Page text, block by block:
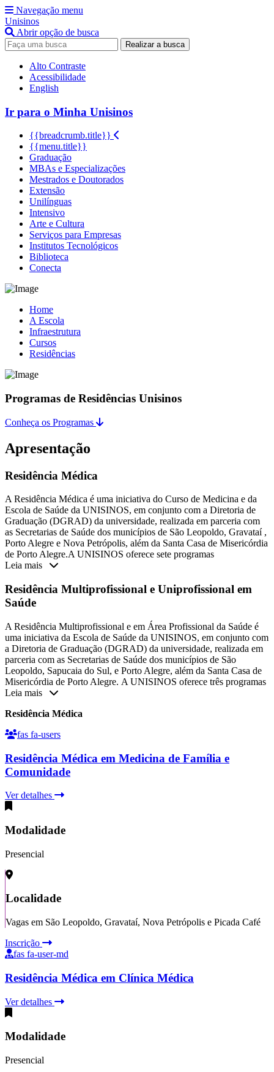
Navegação menu
Unisinos
Abrir opção de busca
Realizar a busca
Alto Contraste
Acessibilidade
English
Ir para o Minha Unisinos
{{breadcrumb.title}}
{{menu.title}}
Graduação
MBAs e Especializações
Mestrados e Doutorados
Extensão
Unilínguas
Intensivo
Arte e Cultura
Serviços para Empresas
Institutos Tecnológicos
Biblioteca
Conecta
Home
A Escola
Infraestrutura
Cursos
Residências
Programas de Residências Unisinos
Conheça os Programas
Apresentação
Residência Médica
A Residência Médica é uma iniciativa do Curso de Medicina e da
Escola de Saúde da UNISINOS, em conjunto com a Diretoria de
Graduação (DGRAD) da universidade, realizada em parceria com
as Secretarias de Saúde dos municípios de São Leopoldo, Gravataí ,
Porto Alegre e Nova Petrópolis, além da Santa Casa de Misericórdia
de Porto Alegre.A UNISINOS oferece sete programas
Leia mais
Residência Multiprofissional e Uniprofissional em
Saúde
A Residência Multiprofissional e em Área Profissional da Saúde é
uma iniciativa da Escola de Saúde da UNISINOS, em conjunto com
a Diretoria de Graduação (DGRAD) da universidade, realizada em
parceria com as Secretarias de Saúde dos municípios de São
Leopoldo, Sapucaia do Sul, e Porto Alegre, além da Santa Casa de
Misericórdia de Porto Alegre. A UNISINOS oferece três programas
Leia mais
Residência Médica
fas fa-users
Residência Médica em Medicina de Família e
Comunidade
Ver detalhes
Modalidade
Presencial
Localidade
Vagas em São Leopoldo, Gravataí, Nova Petrópolis e Picada Café
Inscrição
fas fa-user-md
Residência Médica em Clínica Médica
Ver detalhes
Modalidade
Presencial